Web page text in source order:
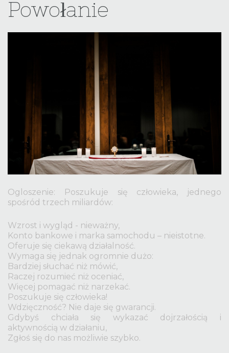
Powołanie
Ogloszenie: Poszukuje się człowieka, jednego
spośród trzech miliardów:
Wzrost i wygląd - nieważny,
Konto bankowe i marka samochodu – nieistotne.
Oferuje się ciekawą działalność.
Wymaga się jednak ogromnie dużo:
Bardziej słuchać niż mówić,
Raczej rozumieć niż oceniać,
Więcej pomagać niż narzekać.
Poszukuje się człowieka!
Wdzięczność? Nie daje się gwarancji.
Gdybyś chciała się wykazać dojrzałością i
aktywnością w działaniu,
Zgłoś się do nas możliwie szybko.
username?
Google